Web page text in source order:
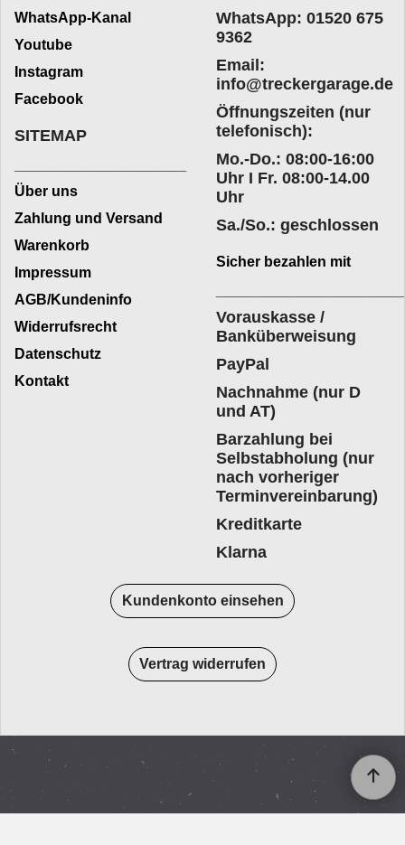
WhatsApp-Kanal
Youtube
Instagram
Facebook
WhatsApp: 01520 675
9362
Email:
info@treckergarage.de
Öffnungszeiten (nur
telefonisch):
Mo.-Do.: 08:00-16:00
Uhr I Fr. 08:00-14.00
Uhr
Sa./So.: geschlossen
SITEMAP
Über uns
Zahlung und Versand
Warenkorb
Impressum
AGB/Kundeninfo
Widerrufsrecht
Datenschutz
Kontakt
Sicher bezahlen mit
Vorauskasse /
Banküberweisung
PayPal
Nachnahme (nur D
und AT)
Barzahlung bei
Selbstabholung (nur
nach vorheriger
Terminvereinbarung)
Kreditkarte
Klarna
Kundenkonto einsehen
Vertrag widerrufen
Software.